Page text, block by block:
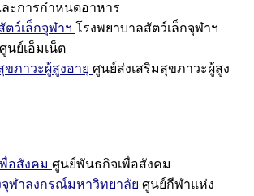
ะการกำหนดอาหาร
ตว์เล็กจุฬาฯ โรงพยาบาลสัตว์เล็กจุฬาฯ
ศูนย์เอ็มเน็ต
ขภาวะผู้สูงอายุ ศูนย์ส่งเสริมสุขภาวะผู้สูง
อสังคม ศูนย์พันธกิจเพื่อสังคม
ฬาลงกรณ์มหาวิทยาลัย ศูนย์กีฬาแห่ง